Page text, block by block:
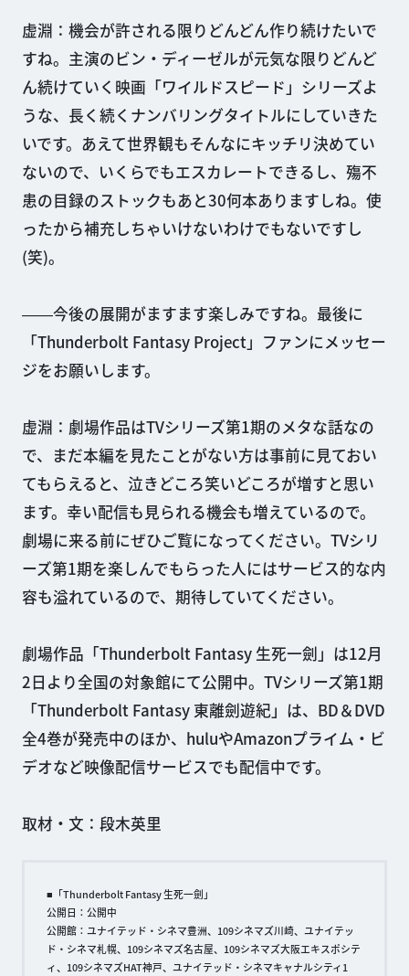
虚淵：機会が許される限りどんどん作り続けたいで
すね。主演のビン・ディーゼルが元気な限りどんど
ん続けていく映画「ワイルドスピード」シリーズよ
うな、長く続くナンバリングタイトルにしていきた
いです。あえて世界観もそんなにキッチリ決めてい
ないので、いくらでもエスカレートできるし、殤不
患の目録のストックもあと30何本ありますしね。使
ったから補充しちゃいけないわけでもないですし
(笑)。
――今後の展開がますます楽しみですね。最後に
「Thunderbolt Fantasy Project」ファンにメッセー
ジをお願いします。
虚淵：劇場作品はTVシリーズ第1期のメタな話なの
で、まだ本編を見たことがない方は事前に見ておい
てもらえると、泣きどころ笑いどころが増すと思い
ます。幸い配信も見られる機会も増えているので。
劇場に来る前にぜひご覧になってください。TVシリ
ーズ第1期を楽しんでもらった人にはサービス的な内
容も溢れているので、期待していてください。
劇場作品「Thunderbolt Fantasy 生死一劍」は12月
2日より全国の対象館にて公開中。TVシリーズ第1期
「Thunderbolt Fantasy 東離劍遊紀」は、BD＆DVD
全4巻が発売中のほか、huluやAmazonプライム・ビ
デオなど映像配信サービスでも配信中です。
取材・文：段木英里
■「Thunderbolt Fantasy 生死一劍」
公開日：公開中
公開館：ユナイテッド・シネマ豊洲、109シネマズ川崎、ユナイテッ
ド・シネマ札幌、109シネマズ名古屋、109シネマズ大阪エキスポシテ
ィ、109シネマズHAT神戸、ユナイテッド・シネマキャナルシティ1